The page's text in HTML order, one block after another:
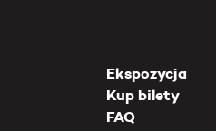
Ekspozycja
Kup bilety
FAQ